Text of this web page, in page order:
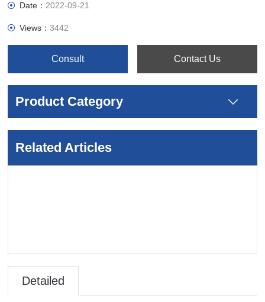
Date： 2022-09-21
Views：3442
Consult Contact Us
Product Category
Related Articles
Detailed